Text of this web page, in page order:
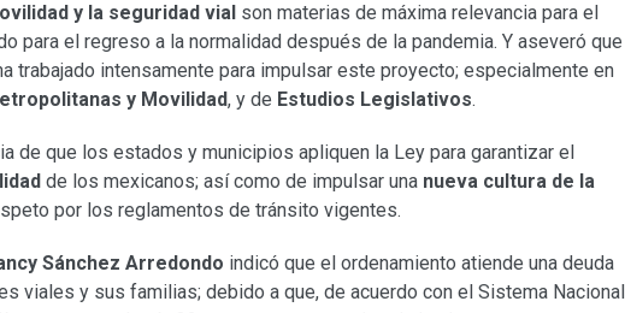
y la seguridad vial son materias de máxima relevancia para el
para el regreso a la normalidad después de la pandemia. Y aseveró que
trabajado intensamente para impulsar este proyecto; especialmente en
y Movilidad, y de Estudios Legislativos.
de que los estados y municipios apliquen la Ley para garantizar el
de los mexicanos; así como de impulsar una nueva cultura de la
por los reglamentos de tránsito vigentes.
Sánchez Arredondo indicó que el ordenamiento atiende una deuda
viales y sus familias; debido a que, de acuerdo con el Sistema Nacional